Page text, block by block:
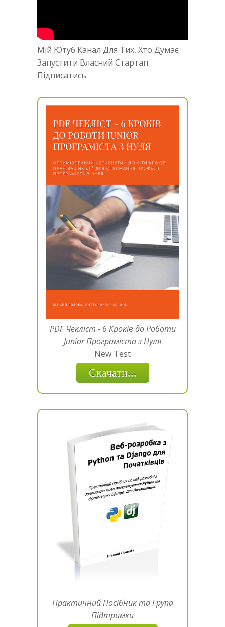
Мій Ютуб Канал Для Тих, Хто Думає
Запустити Власний Стартап.
Підписатись
PDF Чекліст - 6 Кроків до Роботи
Junior Програміста з Нуля
New Test
Скачати...
Практичний Посібник та Група
Підтримки